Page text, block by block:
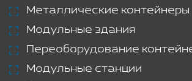
Металлические контейнеры
Модульные здания
Переоборудование
Модульные станции